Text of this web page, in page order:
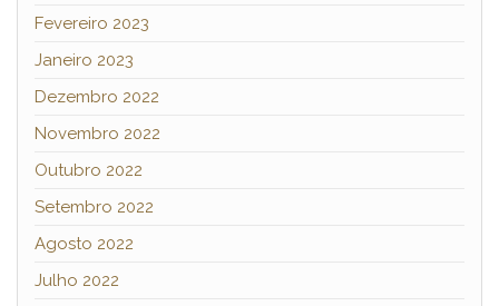
Fevereiro 2023
Janeiro 2023
Dezembro 2022
Novembro 2022
Outubro 2022
Setembro 2022
Agosto 2022
Julho 2022